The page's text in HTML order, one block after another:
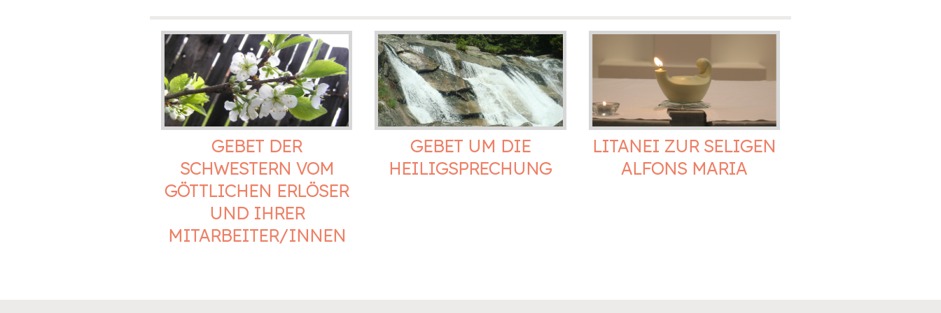
GEBET DER
SCHWESTERN VOM
GÖTTLICHEN ERLÖSER
UND IHRER
MITARBEITER/INNEN
GEBET UM DIE
HEILIGSPRECHUNG
LITANEI ZUR SELIGEN
ALFONS MARIA